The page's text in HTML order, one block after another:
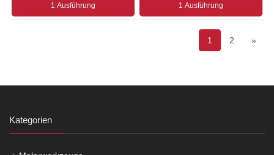
1 Ausführung 1 Ausführung
1 2 »
Kategorien